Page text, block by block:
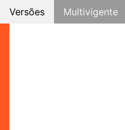
Versões Multivigente